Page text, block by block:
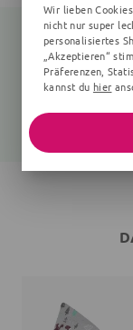
Body
Giraffe, beige
14,30 €
Wir lieben
nicht nur super
personalisiertes
„Akzeptieren“
Präferenzen,
kannst du hier